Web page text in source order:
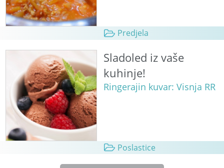
Predjela
Sladoled iz vaše
kuhinje!
Ringerajin kuvar: Visnja RR
Poslastice